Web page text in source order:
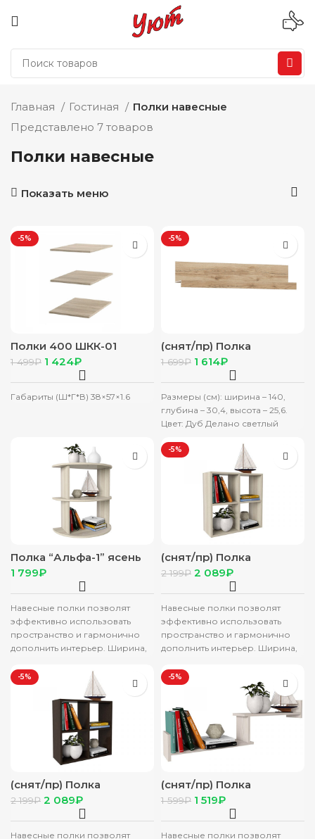
Главная Гостиная
Полки навесные
Представлено 7 товаров
Полки навесные
Показать меню
-5%
Полки 400 ШКК-01
сонома
1 499₽ 1 424₽
Габариты (Ш*Г*В) 38×57×1.6
-5%
(снят/пр) Полка
навесная 1400 Квадро
ЦРК.КВД.39 дуб делано
1 699₽ 1 614₽
Размеры (см): ширина – 140,
глубина – 30,4, высота – 25,6.
Цвет: Дуб Делано светлый
Полка “Альфа-1” ясень
шимо светлый
₽
Навесные полки позволят
эффективно использовать
пространство и гармонично
дополнить интерьер. Ширина,
Глубина, мм: 380 Общий
-5%
(снят/пр) Полка
“Альфа-9” шимо
светлый
2 199₽ 2 089₽
Навесные полки позволят
эффективно использовать
пространство и гармонично
дополнить интерьер. Ширина,
Глубина, мм: 224 Общий
-5%
(снят/пр) Полка
“Альфа-9” венге
2 199₽ 2 089₽
Навесные полки позволят
-5%
(снят/пр) Полка
“Альфа-5” бодега
светлый
1 599₽ 1 519₽
Навесные полки позволят